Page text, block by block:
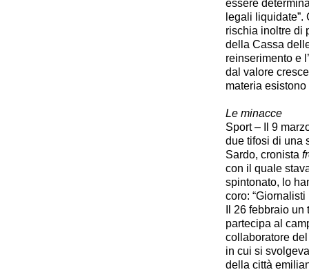
essere
legali liquidate”.
rischia inoltre di
della Cassa
reinserimento e
dal valore
materia
Le minacce
Sport – Il 9
due tifosi di una
Sardo, cronista
con il quale
spintonato, lo
coro: “Giornalisti
Il 26 febbraio
partecipa al
collaboratore
in cui si
della città